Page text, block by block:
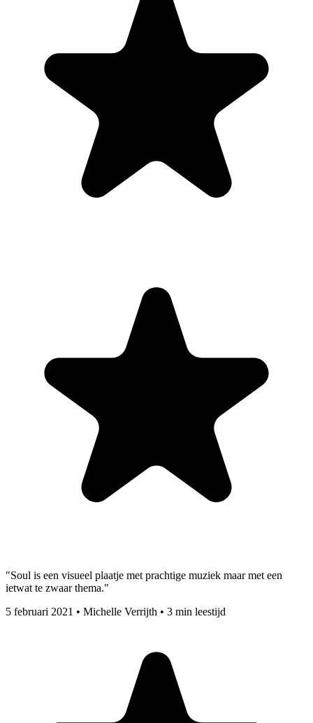
"Soul is een visueel plaatje met prachtige muziek maar met een
ietwat te zwaar thema."
5 februari 2021 • Michelle Verrijth • 3 min leestijd